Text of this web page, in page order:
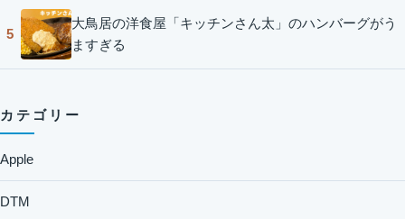
5
大鳥居の洋食屋「キッチンさん太」のハンバーグがう
ますぎる
カテゴリー
Apple
DTM